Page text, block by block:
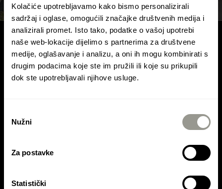
Kolačiće upotrebljavamo kako bismo personalizirali
sadržaj i oglase, omogućili značajke društvenih medija i
analizirali promet. Isto tako, podatke o vašoj upotrebi
naše web-lokacije dijelimo s partnerima za društvene
medije, oglašavanje i analizu, a oni ih mogu kombinirati s
drugim podacima koje ste im pružili ili koje su prikupili
dok ste upotrebljavali njihove usluge.
pristanka
Nužni
Za postavke
Statistički
KONTAKTIRAJTE NAS